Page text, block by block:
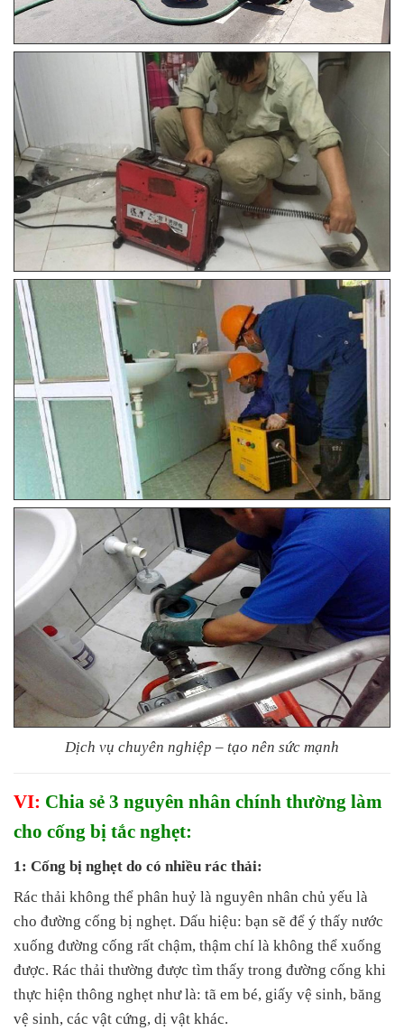
Dịch vụ chuyên nghiệp – tạo nên sức mạnh
VI: Chia sẻ 3 nguyên nhân chính thường làm
cho cống bị tắc nghẹt:
1: Cống bị nghẹt do có nhiều rác thải:
Rác thải không thể phân huỷ là nguyên nhân chủ yếu là
cho đường cống bị nghẹt. Dấu hiệu: bạn sẽ để ý thấy nước
xuống đường cống rất chậm, thậm chí là không thể xuống
được. Rác thải thường được tìm thấy trong đường cống khi
thực hiện thông nghẹt như là: tã em bé, giấy vệ sinh, băng
vệ sinh, các vật cứng, dị vật khác.